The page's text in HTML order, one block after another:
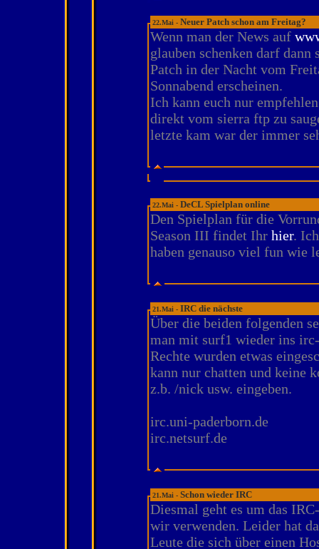
22.Mai - Neuer Patch schon am Freitag?
Wenn man der News auf
glauben schenken darf dann
Patch in der Nacht vom
Sonnabend erscheinen.
Ich kann euch nur
direkt vom sierra ftp zu
letzte kam war der immer
22.Mai - DeCL Spielplan online
Den Spielplan für die
Season III findet Ihr hier.
haben genauso viel fun wie
21.Mai - IRC die nächste
Über die beiden folgenden
man mit surf1 wieder ins
Rechte wurden etwas
kann nur chatten und keine
z.b. /nick usw. eingeben.
irc.uni-paderborn.de
irc.netsurf.de
21.Mai - Schon wieder IRC
Diesmal geht es um das
wir verwenden. Leider hat
Leute die sich über einen